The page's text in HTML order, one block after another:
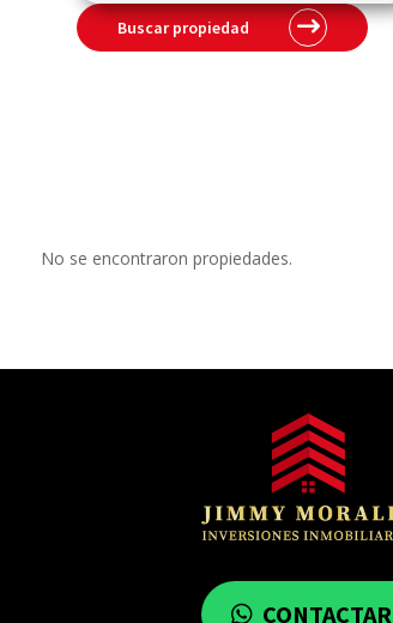
Buscar propiedad
No se encontraron propiedades.
CONTACTAR